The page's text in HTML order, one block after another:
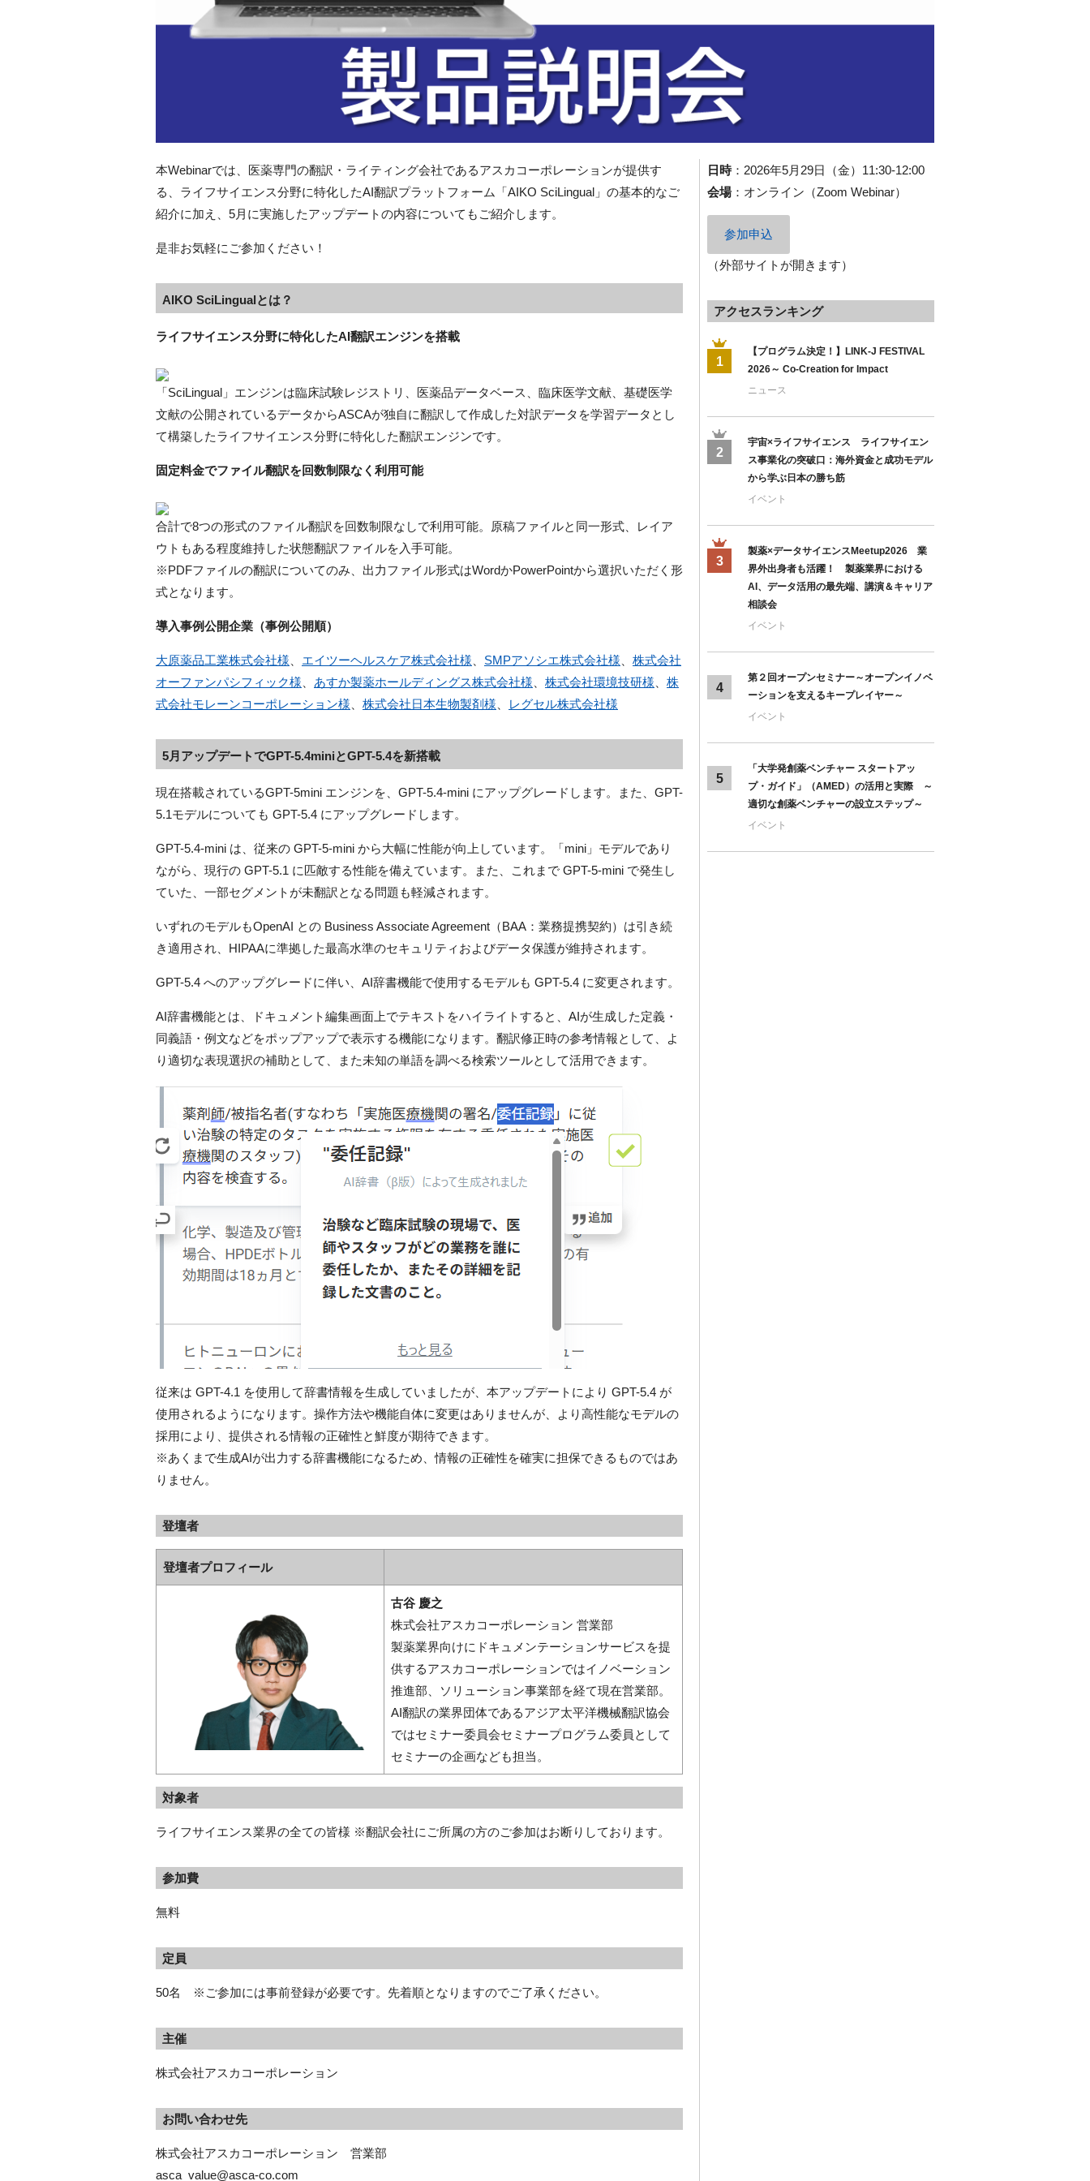
本Webinarでは、医薬専門の翻訳・ライティング会社であるアスカコーポレーションが提供す
る、ライフサイエンス分野に特化したAI翻訳プラットフォーム「AIKO SciLingual」の基本的なご
紹介に加え、5月に実施したアップデートの内容についてもご紹介します。
是非お気軽にご参加ください！
AIKO SciLingualとは？
ライフサイエンス分野に特化したAI翻訳エンジンを搭載
「SciLingual」エンジンは臨床試験レジストリ、医薬品データベース、臨床医学文献、基礎医学
文献の公開されているデータからASCAが独自に翻訳して作成した対訳データを学習データとし
て構築したライフサイエンス分野に特化した翻訳エンジンです。
固定料金でファイル翻訳を回数制限なく利用可能
合計で8つの形式のファイル翻訳を回数制限なしで利用可能。原稿ファイルと同一形式、レイア
ウトもある程度維持した状態翻訳ファイルを入手可能。
※PDFファイルの翻訳についてのみ、出力ファイル形式はWordかPowerPointから選択いただく形
式となります。
導入事例公開企業（事例公開順）
大原薬品工業株式会社様 エイツーヘルスケア株式会社様 SMPアソシエ株式会社様
株式会社
オーファンパシフィック様
あすか製薬ホールディングス株式会社様 株式会社環境技研様
株
式会社モレーンコーポレーション様
株式会社日本生物製剤様 レグセル株式会社様
5月アップデートでGPT-5.4miniとGPT-5.4を新搭載
現在搭載されているGPT-5mini エンジンを、GPT-5.4-mini にアップグレードします。また、GPT-
5.1モデルについても GPT-5.4 にアップグレードします。
GPT-5.4-mini は、従来の GPT-5-mini から大幅に性能が向上しています。「mini」モデルであり
ながら、現行の GPT-5.1 に匹敵する性能を備えています。また、これまで GPT-5-mini で発生し
ていた、一部セグメントが未翻訳となる問題も軽減されます。
いずれのモデルもOpenAI との Business Associate Agreement（BAA：業務提携契約）は引き続
き適用され、HIPAAに準拠した最高水準のセキュリティおよびデータ保護が維持されます。
GPT-5.4 へのアップグレードに伴い、AI辞書機能で使用するモデルも GPT-5.4 に変更されます。
AI辞書機能とは、ドキュメント編集画面上でテキストをハイライトすると、AIが生成した定義・
同義語・例文などをポップアップで表示する機能になります。翻訳修正時の参考情報として、よ
り適切な表現選択の補助として、また未知の単語を調べる検索ツールとして活用できます。
従来は GPT-4.1 を使用して辞書情報を生成していましたが、本アップデートにより GPT-5.4 が
使用されるようになります。操作方法や機能自体に変更はありませんが、より高性能なモデルの
採用により、提供される情報の正確性と鮮度が期待できます。
※あくまで生成AIが出力する辞書機能になるため、情報の正確性を確実に担保できるものではあ
りません。
登壇者
登壇者プロフィール
古谷 慶之
株式会社アスカコーポレーション 営業部
製薬業界向けにドキュメンテーションサービスを提
供するアスカコーポレーションではイノベーション
推進部、ソリューション事業部を経て現在営業部。
AI翻訳の業界団体であるアジア太平洋機械翻訳協会
ではセミナー委員会セミナープログラム委員として
セミナーの企画なども担当。
対象者
ライフサイエンス業界の全ての皆様 ※翻訳会社にご所属の方のご参加はお断りしております。
参加費
無料
定員
50名 ※ご参加には事前登録が必要です。先着順となりますのでご了承ください。
主催
株式会社アスカコーポレーション
お問い合わせ先
株式会社アスカコーポレーション　営業部
asca_value@asca-co.com
日時： 2026年5月29日（金）11:30-12:00
会場： オンライン（Zoom Webinar）
参加申込
（外部サイトが開きます）
アクセスランキング
1
【プログラム決定！】LINK-J FESTIVAL
2026～ Co-Creation for Impact
ニュース
2
宇宙×ライフサイエンス ライフサイエン
ス事業化の突破口：海外資金と成功モデル
から学ぶ日本の勝ち筋
イベント
3
製薬×データサイエンスMeetup2026 業
界外出身者も活躍！ 製薬業界における
AI、データ活用の最先端、講演＆キャリア
相談会
イベント
4
第２回オープンセミナー～オープンイノベ
ーションを支えるキープレイヤー～
イベント
5
「大学発創薬ベンチャー スタートアッ
プ・ガイド」（AMED）の活用と実際 ～
適切な創薬ベンチャーの設立ステップ～
イベント